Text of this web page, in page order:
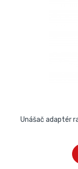
Unášač adaptér